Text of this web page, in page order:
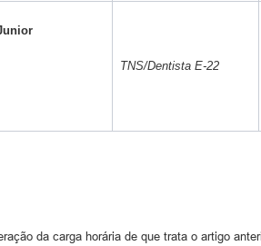
TNS/Dentista E-22
da carga horária de que trata o artigo